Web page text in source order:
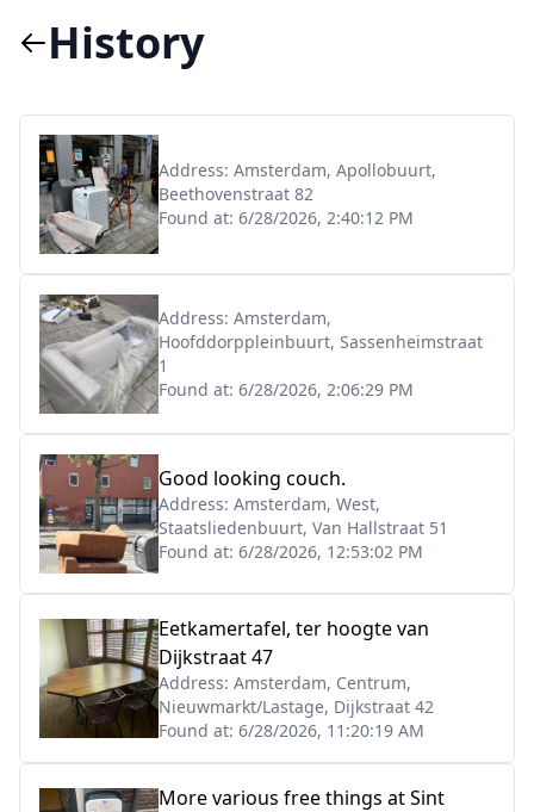
History
Address: Amsterdam, Apollobuurt,
Beethovenstraat 82
Found at: 6/28/2026, 2:40:12 PM
Address: Amsterdam,
Hoofddorppleinbuurt, Sassenheimstraat
1
Found at: 6/28/2026, 2:06:29 PM
Good looking couch.
Address: Amsterdam, West,
Staatsliedenbuurt, Van Hallstraat 51
Found at: 6/28/2026, 12:53:02 PM
Eetkamertafel, ter hoogte van
Dijkstraat 47
Address: Amsterdam, Centrum,
Nieuwmarkt/Lastage, Dijkstraat 42
Found at: 6/28/2026, 11:20:19 AM
More various free things at Sint